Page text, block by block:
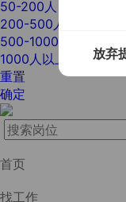
放弃
50-200人
200-500人
500-1000人
1000人以上
重置
确定
首页
找工作